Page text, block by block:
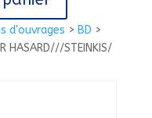
d'ouvrages > BD >
HASARD///STEINKIS/